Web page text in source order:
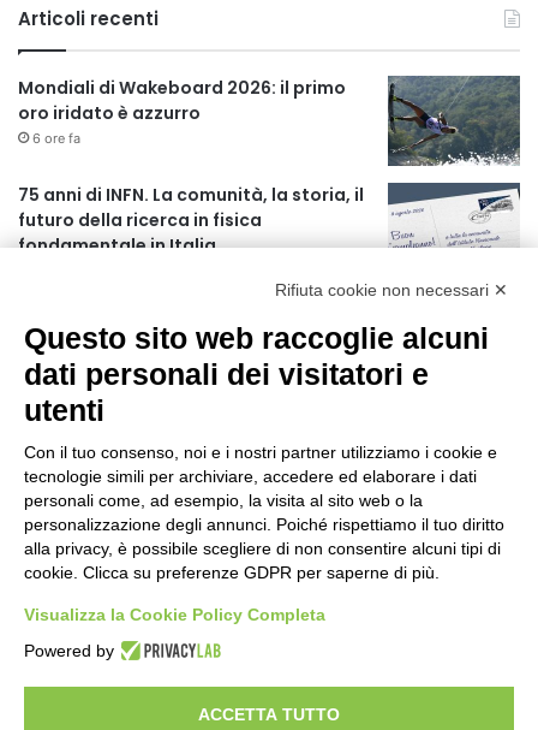
Articoli recenti
Mondiali di Wakeboard 2026: il primo
oro iridato è azzurro
6 ore fa
75 anni di INFN. La comunità, la storia, il
futuro della ricerca in fisica
fondamentale in Italia
“La Calabria ti fa compagnia”
1 giorno fa
AIFA: Rapporto OsMed 2025 sull’uso dei
farmaci in Italia
2 giorni fa
Turismo in Calabria: 47 milioni di
investimenti hanno generato un
impatto di 5,8 miliardi in tre anni
Emergenza Caldo: parte il piano
“Reggio fresca e solidale”
2 giorni fa
Rifiuta cookie non necessari ✕
Questo sito web raccoglie alcuni
dati personali dei visitatori e
utenti
Con il tuo consenso, noi e i nostri partner utilizziamo i cookie e
tecnologie simili per archiviare, accedere ed elaborare i dati
personali come, ad esempio, la visita al sito web o la
personalizzazione degli annunci. Poiché rispettiamo il tuo diritto
alla privacy, è possibile scegliere di non consentire alcuni tipi di
cookie. Clicca su preferenze GDPR per saperne di più.
Visualizza la Cookie Policy Completa
Powered by
ACCETTA TUTTO